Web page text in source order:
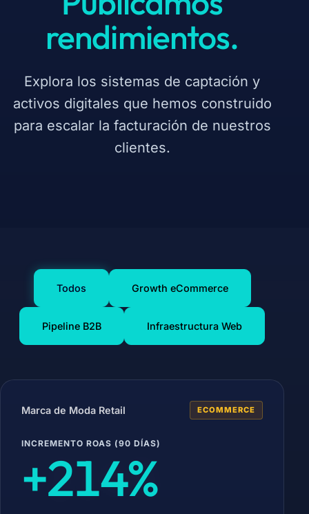
rendimientos.
Explora los sistemas de captación y
activos digitales que hemos construido
para escalar la facturación de nuestros
clientes.
Todos Growth eCommerce
Pipeline B2B Infraestructura Web
Marca de Moda Retail ECOMMERCE
INCREMENTO ROAS (90 DÍAS)
+214%